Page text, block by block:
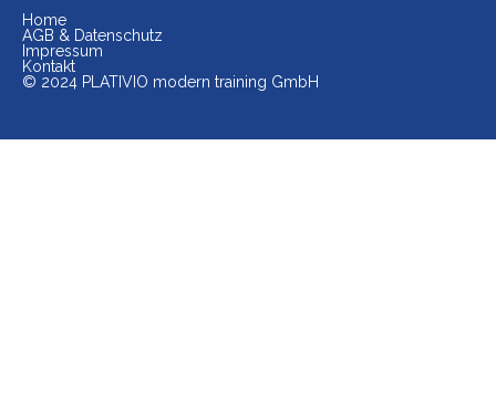
Home
AGB & Datenschutz
Impressum
Kontakt
© 2024 PLATIVIO modern training GmbH